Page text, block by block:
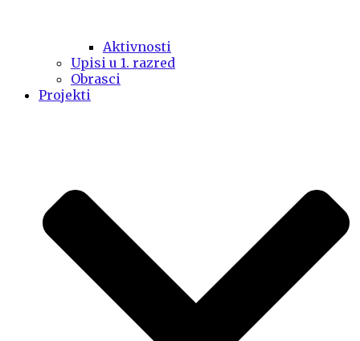
Aktivnosti
Upisi u 1. razred
Obrasci
Projekti